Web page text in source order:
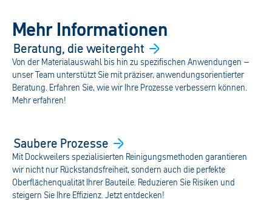
Mehr Informationen
Beratung, dieweitergeht
Von der Materialauswahl bis hin zu spezifischen Anwendungen –
unser Team unterstützt Sie mit präziser, anwendungsorientierter
Beratung. Erfahren Sie, wie wir Ihre Prozesse verbessern können.
Mehr erfahren!
Saubere Prozesse
Mit Dockweilers spezialisierten Reinigungsmethoden garantieren
wir nicht nur Rückstandsfreiheit, sondern auch die perfekte
Oberflächenqualität Ihrer Bauteile. Reduzieren Sie Risiken und
steigern Sie Ihre Effizienz. Jetzt entdecken!